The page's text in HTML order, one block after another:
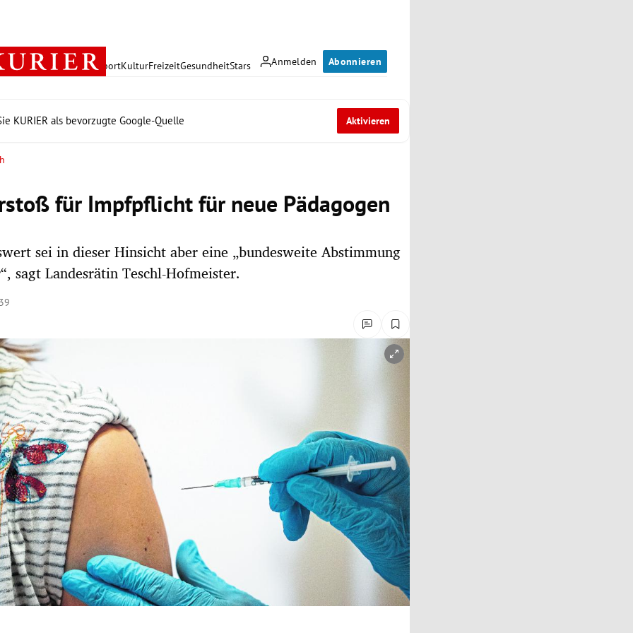
Anmelden Abonnieren
PolitikWirtschaft SportKulturFreizeitGesundheitStars
KURIER als bevorzugte Google-Quelle Aktivieren
für Impfpflicht für neue Pädagogen
sei in dieser Hinsicht aber eine „bundesweite Abstimmung
sagt Landesrätin Teschl-Hofmeister.
öffnen/schließen